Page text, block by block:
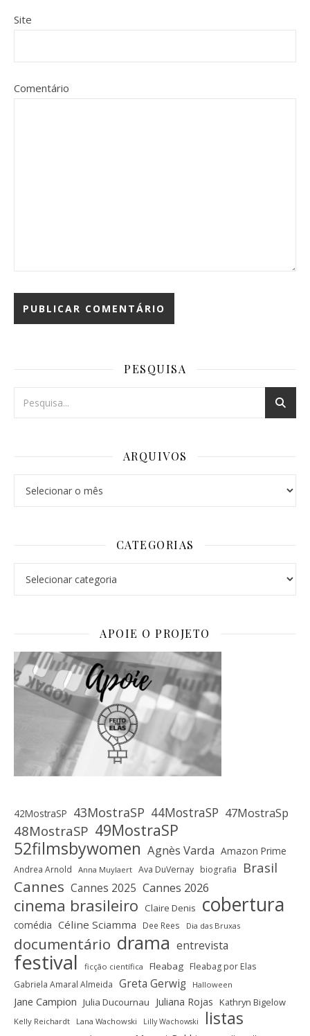
Site
Comentário
PESQUISA
ARQUIVOS
CATEGORIAS
APOIE O PROJETO
42MostraSP 43MostraSP 44MostraSP 47MostraSp
48MostraSP 49MostraSP
52filmsbywomen Agnès Varda Amazon Prime
Andrea Arnold Anna Muylaert Ava DuVernay biografia Brasil
Cannes Cannes 2025 Cannes 2026
cinema brasileiro Claire Denis cobertura
comédia Céline Sciamma Dee Rees Dia das Bruxas
documentário drama entrevista
festival ficção científica Fleabag Fleabag por Elas
Gabriela Amaral Almeida Greta Gerwig Halloween
Jane Campion Julia Ducournau Juliana Rojas Kathryn Bigelow
Kelly Reichardt Lana Wachowski Lilly Wachowski listas